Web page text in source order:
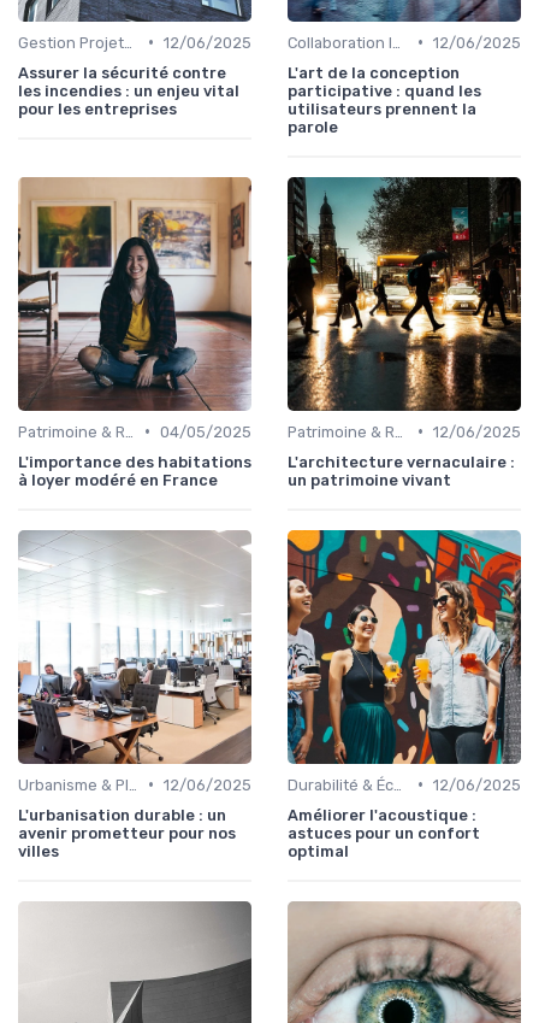
• 12/06/2025
Assurer la sécurité contre
les incendies : un enjeu vital
pour les entreprises
• 12/06/2025
L'art de la conception
participative : quand les
utilisateurs prennent la
parole
• 04/05/2025
L'importance des habitations
à loyer modéré en France
• 12/06/2025
L'architecture vernaculaire :
un patrimoine vivant
• 12/06/2025
L'urbanisation durable : un
avenir prometteur pour nos
villes
• 12/06/2025
Améliorer l'acoustique :
astuces pour un confort
optimal